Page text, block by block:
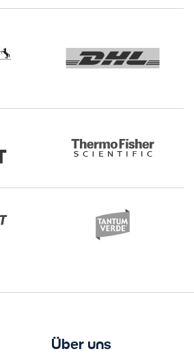
Über uns